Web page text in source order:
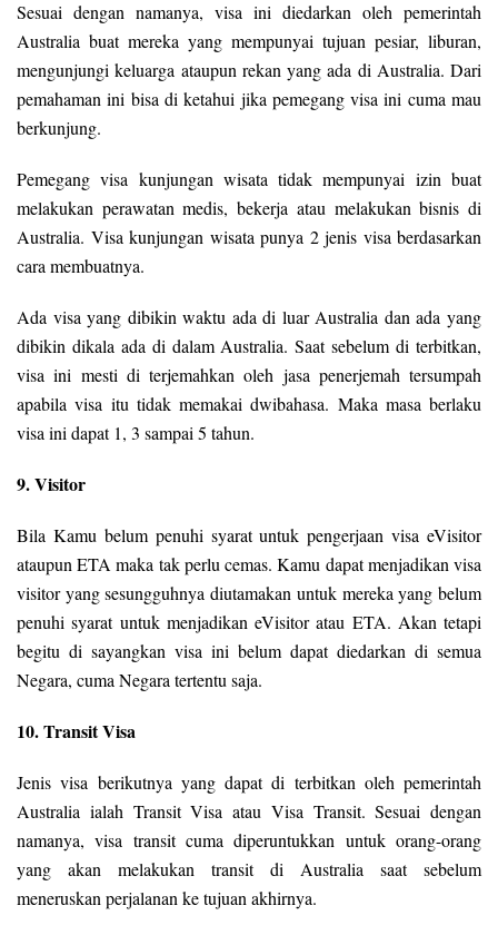
Sesuai dengan namanya, visa ini diedarkan oleh pemerintah
Australia buat mereka yang mempunyai tujuan pesiar, liburan,
mengunjungi keluarga ataupun rekan yang ada di Australia. Dari
pemahaman ini bisa di ketahui jika pemegang visa ini cuma mau
berkunjung.
Pemegang visa kunjungan wisata tidak mempunyai izin buat
melakukan perawatan medis, bekerja atau melakukan bisnis di
Australia. Visa kunjungan wisata punya 2 jenis visa berdasarkan
cara membuatnya.
Ada visa yang dibikin waktu ada di luar Australia dan ada yang
dibikin dikala ada di dalam Australia. Saat sebelum di terbitkan,
visa ini mesti di terjemahkan oleh jasa penerjemah tersumpah
apabila visa itu tidak memakai dwibahasa. Maka masa berlaku
visa ini dapat 1, 3 sampai 5 tahun.
9. Visitor
Bila Kamu belum penuhi syarat untuk pengerjaan visa eVisitor
ataupun ETA maka tak perlu cemas. Kamu dapat menjadikan visa
visitor yang sesungguhnya diutamakan untuk mereka yang belum
penuhi syarat untuk menjadikan eVisitor atau ETA. Akan tetapi
begitu di sayangkan visa ini belum dapat diedarkan di semua
Negara, cuma Negara tertentu saja.
10. Transit Visa
Jenis visa berikutnya yang dapat di terbitkan oleh pemerintah
Australia ialah Transit Visa atau Visa Transit. Sesuai dengan
namanya, visa transit cuma diperuntukkan untuk orang-orang
yang akan melakukan transit di Australia saat sebelum
meneruskan perjalanan ke tujuan akhirnya.